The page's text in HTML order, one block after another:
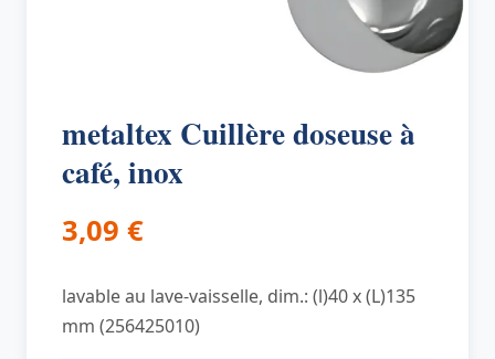
metaltex Cuillère doseuse à
café, inox
3,09 €
lavable au lave-vaisselle, dim.: (l)40 x (L)135
mm (256425010)